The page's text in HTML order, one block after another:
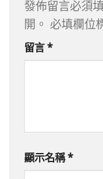
發佈留言必須
開。 必填欄位
留言*
顯示名稱*